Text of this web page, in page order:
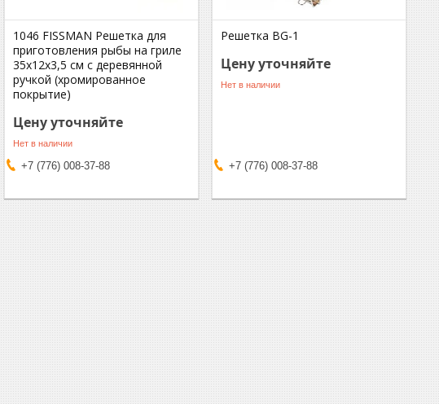
1046 FISSMAN Решетка для
приготовления рыбы на гриле
35x12x3,5 см с деревянной
ручкой (хромированное
покрытие)
Цену уточняйте
Нет в наличии
+7 (776) 008-37-88
Решетка BG-1
Цену уточняйте
Нет в наличии
+7 (776) 008-37-88